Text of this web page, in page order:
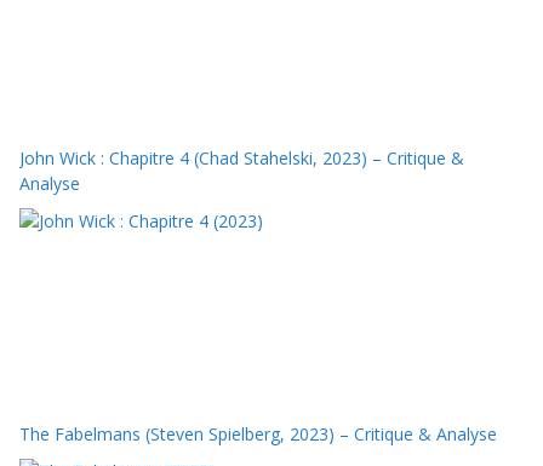
John Wick : Chapitre 4 (Chad Stahelski, 2023) – Critique &
Analyse
The Fabelmans (Steven Spielberg, 2023) – Critique & Analyse